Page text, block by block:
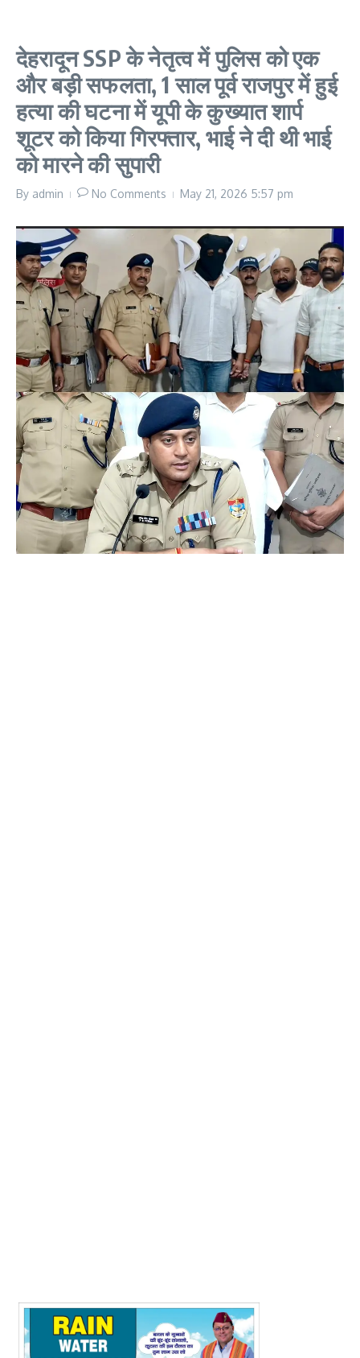
देहरादून SSP के नेतृत्व में पुलिस को एक
और बड़ी सफलता, 1 साल पूर्व राजपुर में हुई
हत्या की घटना में यूपी के कुख्यात शार्प
शूटर को किया गिरफ्तार, भाई ने दी थी भाई
को मारने की सुपारी
By admin No Comments May 21, 2026 5:57 pm